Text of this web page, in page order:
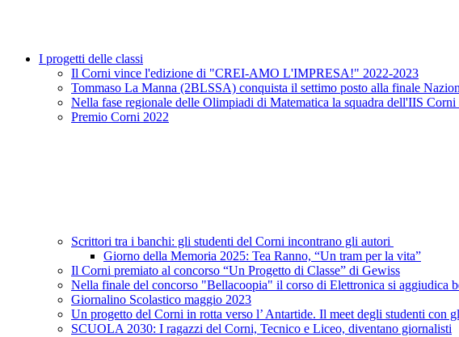
I progetti delle classi
Il Corni vince l'edizione di "CREI-AMO L'IMPRESA!" 2022-2023
Tommaso La Manna (2BLSSA) conquista il settimo posto alla finale
Nella fase regionale delle Olimpiadi di Matematica la squadra dell'IIS
Premio Corni 2022
Scrittori tra i banchi: gli studenti del Corni incontrano gli autori
Giorno della Memoria 2025: Tea Ranno, “Un tram per la vita”
Il Corni premiato al concorso “Un Progetto di Classe” di Gewiss
Nella finale del concorso "Bellacoopia" il corso di Elettronica si aggiudica
Giornalino Scolastico maggio 2023
Un progetto del Corni in rotta verso l’ Antartide. Il meet degli studenti con
SCUOLA 2030: I ragazzi del Corni, Tecnico e Liceo, diventano giornalisti